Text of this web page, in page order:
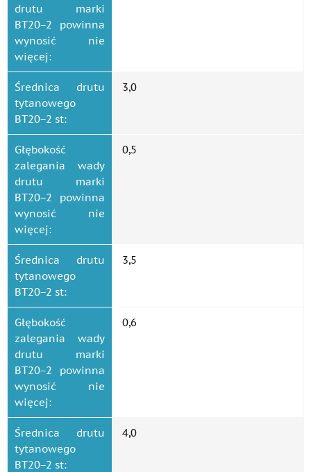
drutu marki
ВТ20−2 powinna
wynosić nie
więcej:
Średnica drutu
tytanowego
ВТ20−2 st:
3,0
Głębokość
zalegania wady
drutu marki
ВТ20−2 powinna
wynosić nie
więcej:
0,5
Średnica drutu
tytanowego
ВТ20−2 st:
3,5
Głębokość
zalegania wady
drutu marki
ВТ20−2 powinna
wynosić nie
więcej:
0,6
Średnica drutu
tytanowego
ВТ20−2 st:
4,0